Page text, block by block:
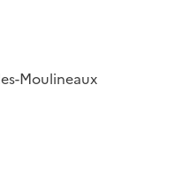
Moulineaux